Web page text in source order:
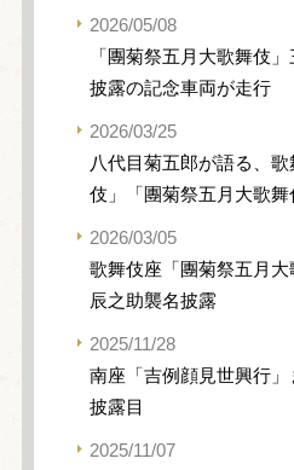
2026/05/08
「團菊祭五月大歌舞伎
披露の記念車両が走行
2026/03/25
八代目菊五郎が語る、
伎」「團菊祭五月大歌舞
2026/03/05
歌舞伎座「團菊祭五月
辰之助襲名披露
2025/11/28
南座「吉例顔見世興行
披露目
2025/11/07